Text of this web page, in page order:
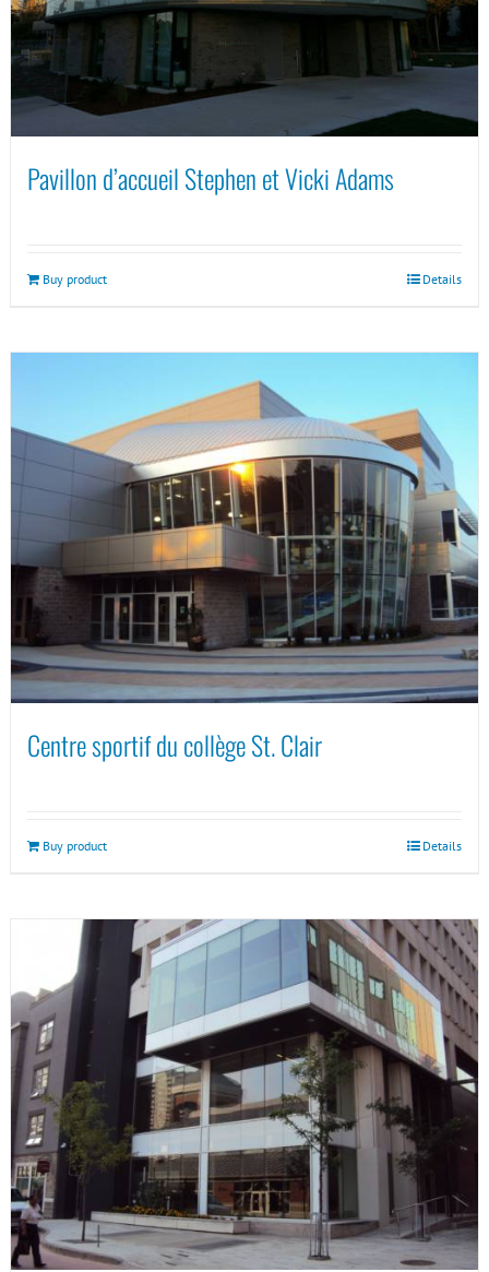
Pavillon d’accueil Stephen et Vicki Adams
Buy product Details
Centre sportif du collège St. Clair
Buy product Details